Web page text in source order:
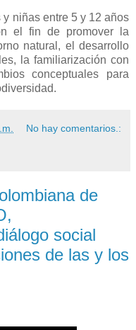
niñas entre 5 y 12 años
el fin de promover la
natural, el desarrollo
la familiarización con
conceptuales para
No hay comentarios.:
de
social
de las y los